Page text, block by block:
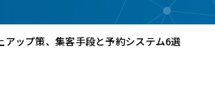
アップ策、集客手段と予約システム6選